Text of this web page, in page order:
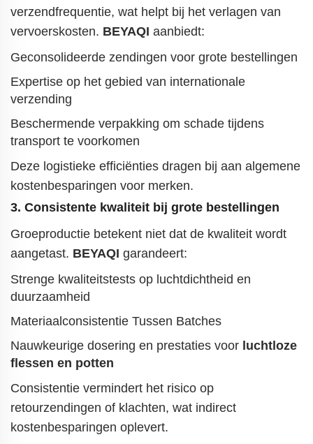
verzendfrequentie, wat helpt bij het verlagen van
vervoerskosten. BEYAQI aanbiedt:
Geconsolideerde zendingen voor grote bestellingen
Expertise op het gebied van internationale
verzending
Beschermende verpakking om schade tijdens
transport te voorkomen
Deze logistieke efficiënties dragen bij aan algemene
kostenbesparingen voor merken.
3. Consistente kwaliteit bij grote bestellingen
Groeproductie betekent niet dat de kwaliteit wordt
aangetast. BEYAQI garandeert:
Strenge kwaliteitstests op luchtdichtheid en
duurzaamheid
Materiaalconsistentie Tussen Batches
Nauwkeurige dosering en prestaties voor luchtloze
flessen en potten
Consistentie vermindert het risico op
retourzendingen of klachten, wat indirect
kostenbesparingen oplevert.